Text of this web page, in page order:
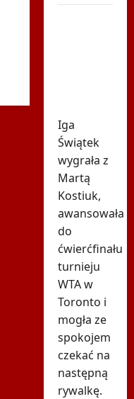
Iga
Świątek
wygrała z
Martą
Kostiuk,
awansowała
do
ćwierćfinału
turnieju
WTA w
Toronto i
mogła ze
spokojem
czekać na
następną
rywalkę.